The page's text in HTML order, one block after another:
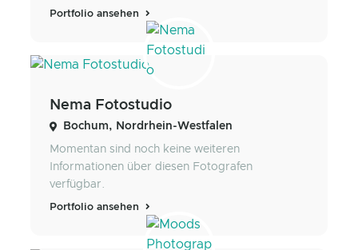
Portfolio ansehen
Nema Fotostudio
Bochum, Nordrhein-Westfalen
Momentan sind noch keine weiteren
Informationen über diesen Fotografen
verfügbar.
Portfolio ansehen